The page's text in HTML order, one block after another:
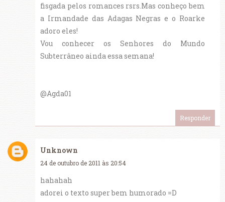
fisgada pelos romances rsrs.Mas conheço bem
a Irmandade das Adagas Negras e o Roarke
adoro eles!
Vou conhecer os Senhores do Mundo
Subterrâneo ainda essa semana!
@Agda01
Responder
Unknown
24 de outubro de 2011 às 20:54
hahahah
adorei o texto super bem humorado =D